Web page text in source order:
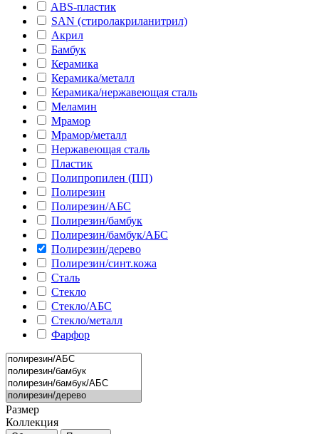
ABS-пластик
SAN (стиролакриланитрил)
Акрил
Бамбук
Керамика
Керамика/металл
Керамика/нержавеющая сталь
Меламин
Мрамор
Мрамор/металл
Нержавеющая сталь
Пластик
Полипропилен (ПП)
Полирезин
Полирезин/АБС
Полирезин/бамбук
Полирезин/бамбук/АБС
Полирезин/дерево
Полирезин/синт.кожа
Сталь
Стекло
Стекло/АБС
Стекло/металл
Фарфор
Размер
Коллекция